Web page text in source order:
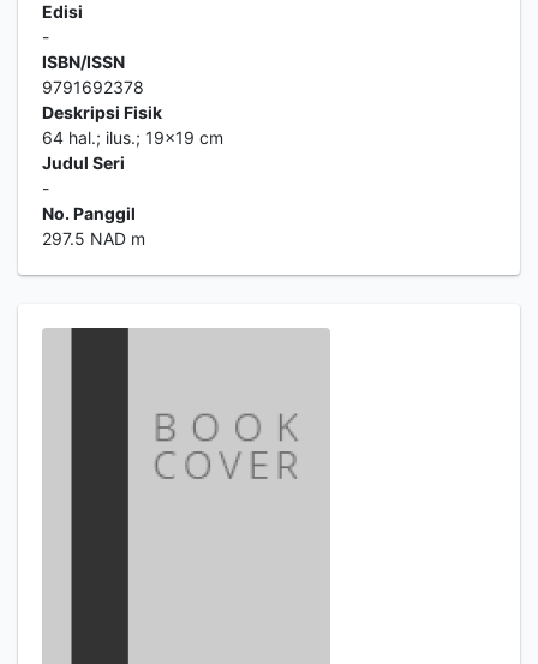
Edisi
-
ISBN/ISSN
9791692378
Deskripsi Fisik
64 hal.; ilus.; 19x19 cm
Judul Seri
-
No. Panggil
297.5 NAD m